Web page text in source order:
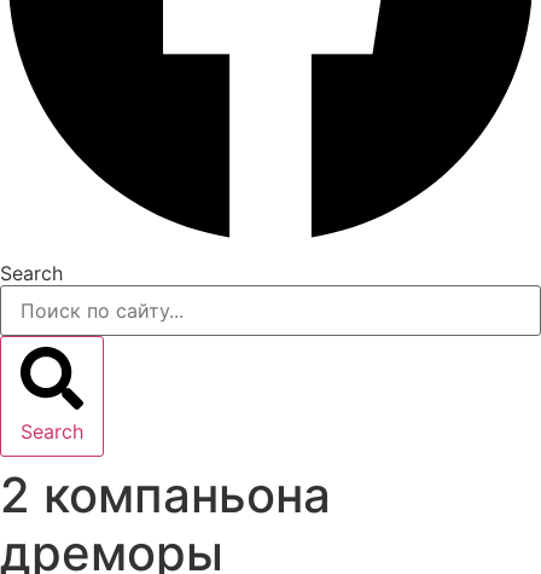
Search
Search
2 компаньона
дреморы